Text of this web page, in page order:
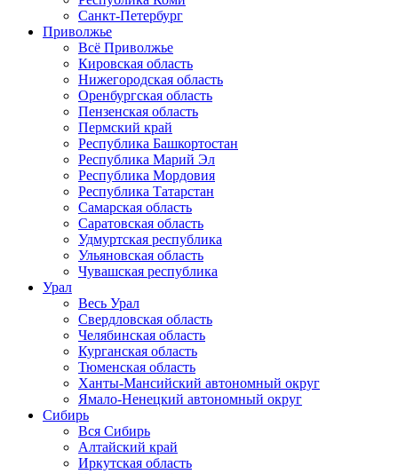
Санкт-Петербург
Приволжье
Всё Приволжье
Кировская область
Нижегородская область
Оренбургская область
Пензенская область
Пермский край
Республика Башкортостан
Республика Марий Эл
Республика Мордовия
Республика Татарстан
Самарская область
Саратовская область
Удмуртская республика
Ульяновская область
Чувашская республика
Урал
Весь Урал
Свердловская область
Челябинская область
Курганская область
Тюменская область
Ханты-Мансийский автономный округ
Ямало-Ненецкий автономный округ
Сибирь
Вся Сибирь
Алтайский край
Иркутская область